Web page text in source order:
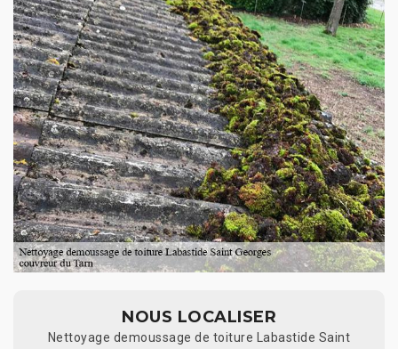
NOUS LOCALISER
Nettoyage demoussage de toiture Labastide Saint